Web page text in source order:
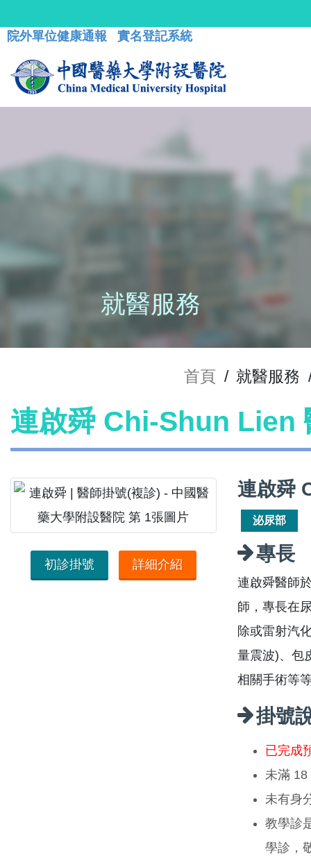
院外單位健康通報 實名登記系統
就醫服務
首頁 / 就醫服務
連啟舜 Chi-Shun Lien
初診掛號 詳細介紹
連啟舜
泌尿部
專長
連啟舜醫師
師，專長在
除或雷射汽
量震波)、包
相關手術等
掛號
已完成
未滿 18
未有身
教學診
學診，